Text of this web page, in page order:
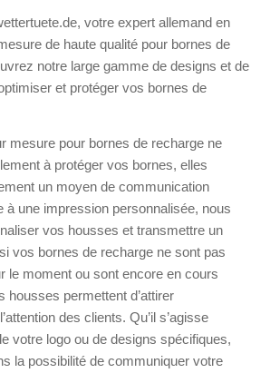
votre expert allemand en
de haute qualité pour bornes de
notre large gamme de designs et de
et protéger vos bornes de
mesure pour bornes de recharge ne
à protéger vos bornes, elles
un moyen de communication
à une impression personnalisée, nous
vos housses et transmettre un
vos bornes de recharge ne sont pas
le moment ou sont encore en cours
housses permettent d’attirer
des clients. Qu’il s’agisse
votre logo ou de designs spécifiques,
la possibilité de communiquer votre